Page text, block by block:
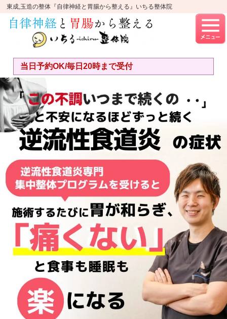
東成,玉造の整体『自律神経と胃腸から整える』いちる整体院
当日予約OK/毎日20時まで受付